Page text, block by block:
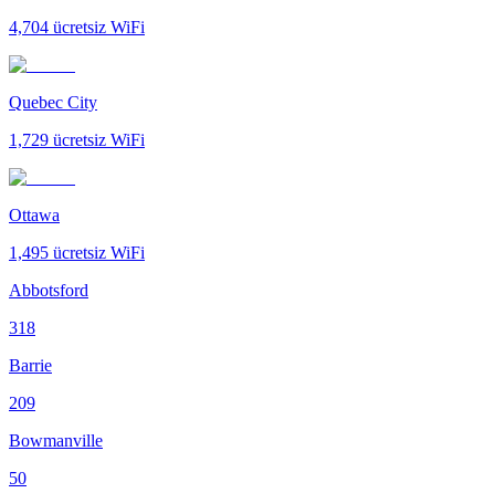
4,704 ücretsiz WiFi
Quebec City
1,729 ücretsiz WiFi
Ottawa
1,495 ücretsiz WiFi
Abbotsford
318
Barrie
209
Bowmanville
50